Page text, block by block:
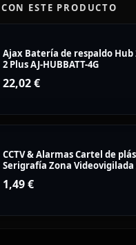
ESTE PRODUCTO
Ajax Batería de respaldo Hub
2 Plus AJ-HUBBATT-4G
22,02€
CCTV & Alarmas Cartel de
Serigrafía Zona Videovigilada
1,49€